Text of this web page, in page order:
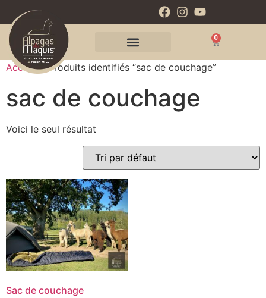
0
Accueil/ Produits identifiés “sac de couchage”
sac de couchage
Voici le seul résultat
Sac de couchage